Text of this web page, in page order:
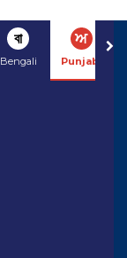
বা
Bengali
ਅ
Punjabi